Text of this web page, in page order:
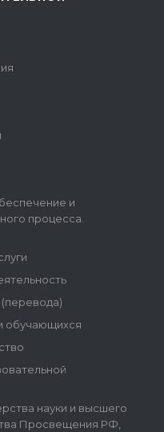
и
процесса.
обучающихся
науки и высшего
Просвещения РФ,